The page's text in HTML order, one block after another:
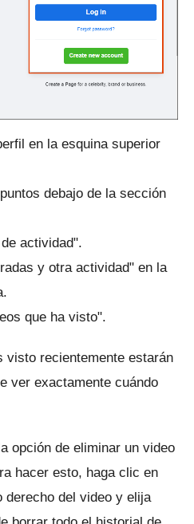
en la esquina superior
debajo de la sección
actividad".
y otra actividad" en la
que ha visto".
visto recientemente estarán
ver exactamente cuándo
opción de eliminar un video
hacer esto, haga clic en
derecho del video y elija